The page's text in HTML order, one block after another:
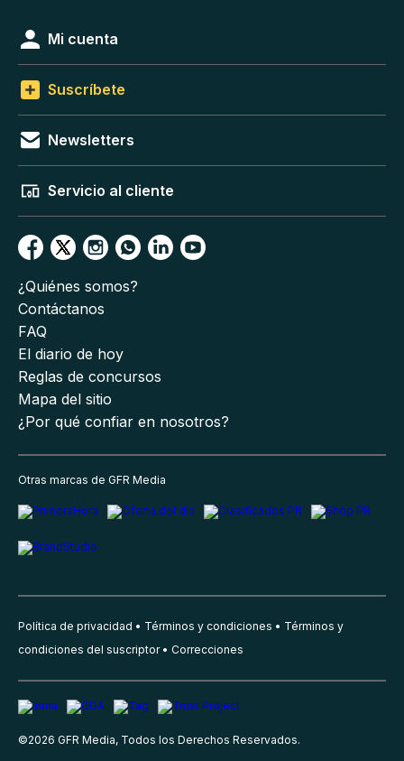
Mi cuenta
Suscríbete
Newsletters
Servicio al cliente
¿Quiénes somos?
Contáctanos
FAQ
El diario de hoy
Reglas de concursos
Mapa del sitio
¿Por qué confiar en nosotros?
Otras marcas de GFR Media
Política de privacidad Términos y condiciones
Términos y
condiciones del suscriptor
Correcciones
©2026 GFR Media, Todos los Derechos Reservados.